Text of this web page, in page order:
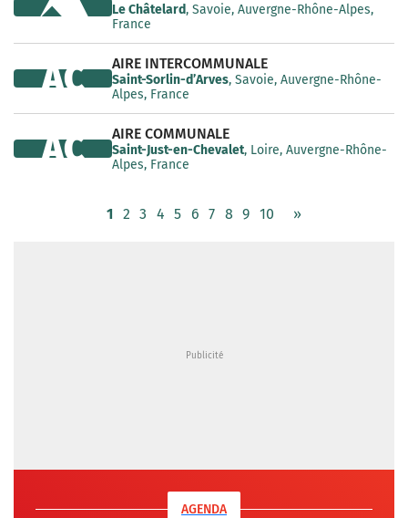
Le Châtelard, Savoie, Auvergne-Rhône-Alpes,
France
AIRE INTERCOMMUNALE
Saint-Sorlin-d’Arves, Savoie, Auvergne-Rhône-
Alpes, France
AC
AIRE COMMUNALE
Saint-Just-en-Chevalet, Loire, Auvergne-Rhône-
Alpes, France
AC
1 2 3 4 5 6 7 8 9 10 »
AGENDA